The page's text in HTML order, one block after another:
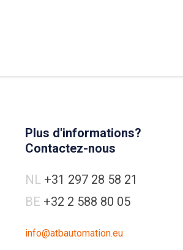
Plus d'informations?
Contactez-nous
NL+31 297 28 58 21
BE +32 2 588 80 05
info@atbautomation.eu